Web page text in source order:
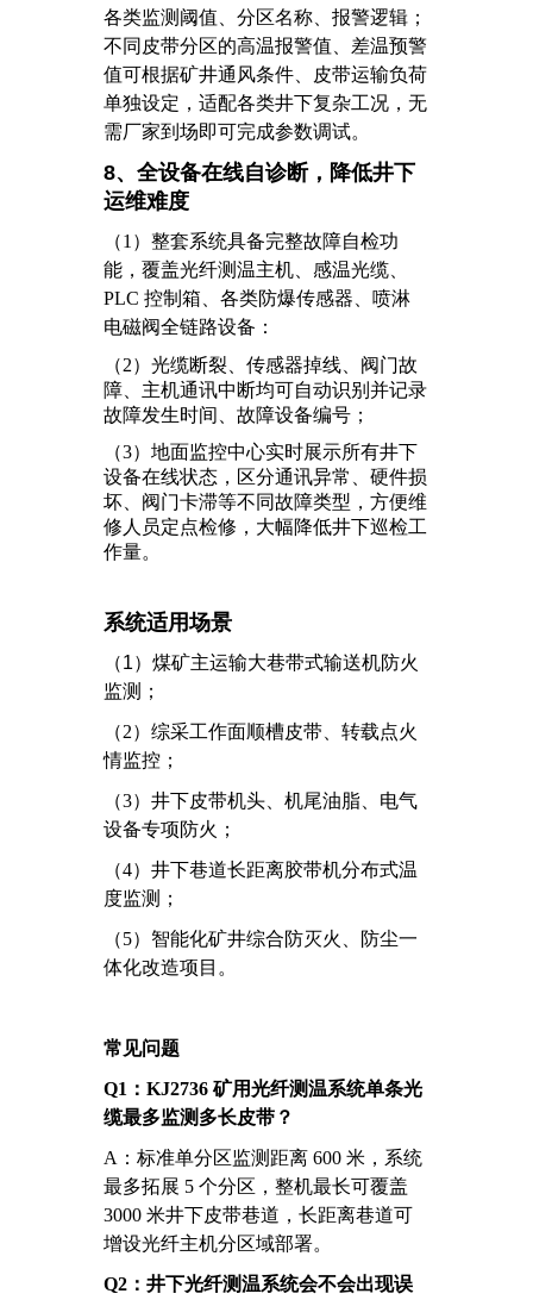
各类监测阈值、分区名称、报警逻辑；
不同皮带分区的高温报警值、差温预警
值可根据矿井通风条件、皮带运输负荷
单独设定，适配各类井下复杂工况，无
需厂家到场即可完成参数调试。
8、全设备在线自诊断，降低井下
运维难度
（1）整套系统具备完整故障自检功
能，覆盖光纤测温主机、感温光缆、
PLC 控制箱、各类防爆传感器、喷淋
电磁阀全链路设备：
（2）光缆断裂、传感器掉线、阀门故
障、主机通讯中断均可自动识别并记录
故障发生时间、故障设备编号；
（3）地面监控中心实时展示所有井下
设备在线状态，区分通讯异常、硬件损
坏、阀门卡滞等不同故障类型，方便维
修人员定点检修，大幅降低井下巡检工
作量。
系统适用场景
（1）煤矿主运输大巷带式输送机防火
监测；
（2）综采工作面顺槽皮带、转载点火
情监控；
（3）井下皮带机头、机尾油脂、电气
设备专项防火；
（4）井下巷道长距离胶带机分布式温
度监测；
（5） 智能化矿井综合防灭火、防尘一
体化改造项目。
常见问题
Q1：KJ2736 矿用光纤测温系统单条光
缆最多监测多长皮带？
A：标准单分区监测距离 600 米，系统
最多拓展 5 个分区，整机最长可覆盖
3000 米井下皮带巷道，长距离巷道可
增设光纤主机分区域部署。
Q2：井下光纤测温系统会不会出现误